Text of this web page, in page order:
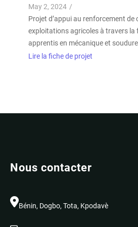
May 2, 2024 /
Projet d’appui au renforcement de
exploitations agricoles à travers la
apprentis en mécanique et
Lire la fiche de projet
Nous contacter
Bénin, Dogbo, Tota, Kpodavè